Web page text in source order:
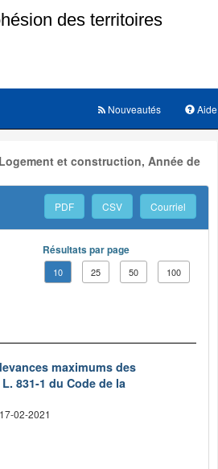
Aide
Nouveautés
et construction, Année de
PDF CSV Courriel
Résultats par page
10 25 50 100
maximums des
831-1 du Code de la
02-2021